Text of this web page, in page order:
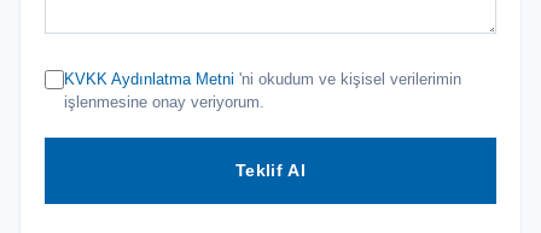
KVKK Aydınlatma Metni 'ni okudum ve kişisel verilerimin
işlenmesine onay veriyorum.
Teklif Al